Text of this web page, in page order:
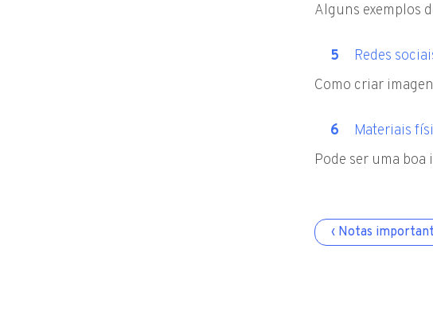
Alguns exemplos
Redes
Como criar
Materiais
Pode ser uma
‹ Notas